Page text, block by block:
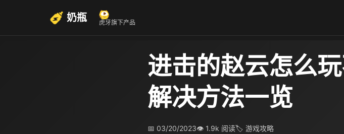
奶瓶 虎牙旗下产品
进击的赵云怎么
解决方法一览
📅 03/20/2023👁 1.9k 阅读🏷 游戏攻略